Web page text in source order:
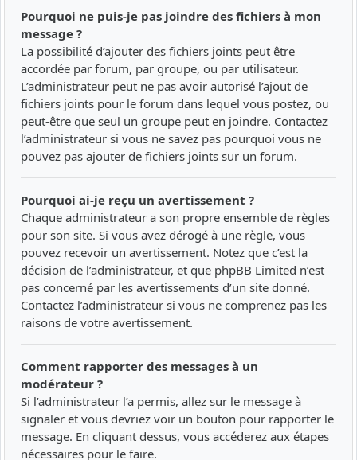
Pourquoi ne puis-je pas joindre des fichiers à mon
message ?
La possibilité d’ajouter des fichiers joints peut être
accordée par forum, par groupe, ou par utilisateur.
L’administrateur peut ne pas avoir autorisé l’ajout de
fichiers joints pour le forum dans lequel vous postez, ou
peut-être que seul un groupe peut en joindre. Contactez
l’administrateur si vous ne savez pas pourquoi vous ne
pouvez pas ajouter de fichiers joints sur un forum.
Pourquoi ai-je reçu un avertissement ?
Chaque administrateur a son propre ensemble de règles
pour son site. Si vous avez dérogé à une règle, vous
pouvez recevoir un avertissement. Notez que c’est la
décision de l’administrateur, et que phpBB Limited n’est
pas concerné par les avertissements d’un site donné.
Contactez l’administrateur si vous ne comprenez pas les
raisons de votre avertissement.
Comment rapporter des messages à un
modérateur ?
Si l’administrateur l’a permis, allez sur le message à
signaler et vous devriez voir un bouton pour rapporter le
message. En cliquant dessus, vous accéderez aux étapes
nécessaires pour le faire.